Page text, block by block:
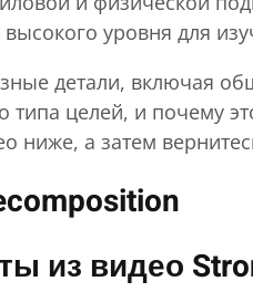
уровня для
детали, включая
типа целей, и почему
ниже, а затем
из видео